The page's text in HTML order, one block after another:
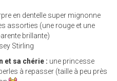
en dentelle super mignonne
assorties (une rouge et une
brillante)
Stirling
et sa chérie : une princesse
à repasser (taille à peu près